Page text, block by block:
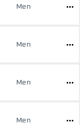
Men
Men
Men
Men